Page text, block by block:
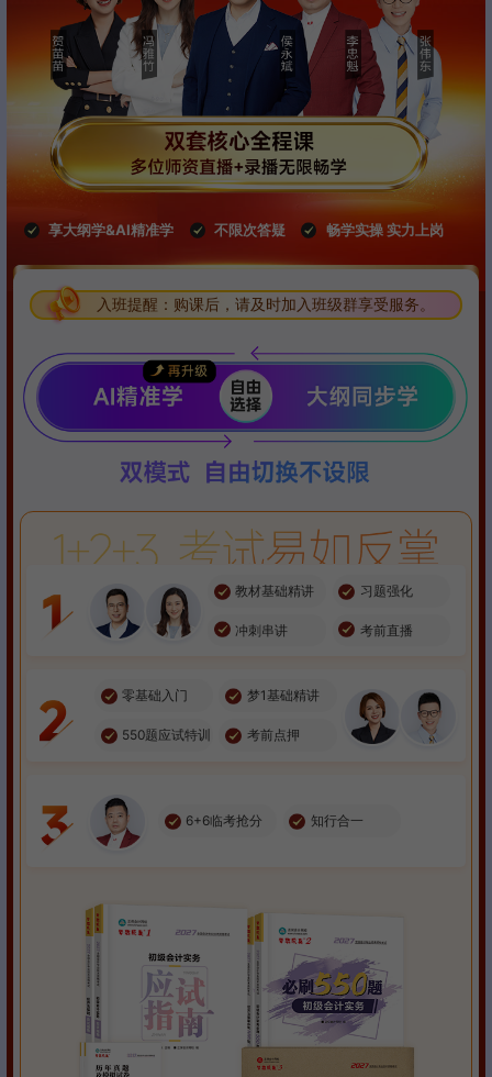
享大纲学&AI精准学 不限次答疑 畅学实操 实力上岗
入班提醒：购课后，请及时加入班级群享受服务。
入班提醒：购课后，请及时加入班级群享受服务。
教材基础精讲 习题强化
冲刺串讲 考前直播
零基础入门 梦1基础精讲
550题应试特训 考前点押
6+6临考抢分 知行合一